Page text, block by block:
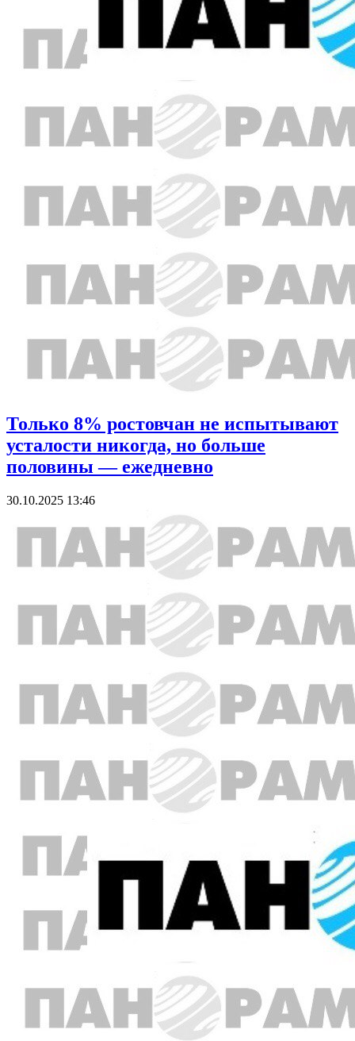
Только 8% ростовчан не испытывают
усталости никогда, но больше
половины — ежедневно
30.10.2025 13:46